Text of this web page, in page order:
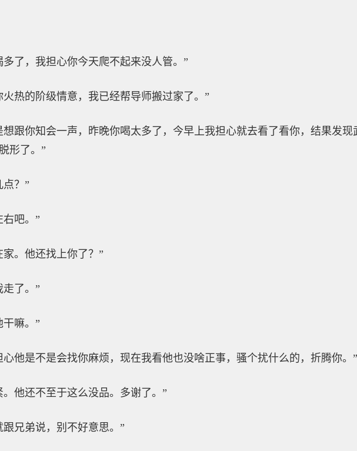
多了，我担心你今天爬不起来没人管。”
火热的阶级情意，我已经帮导师搬过家了。”
想跟你知会一声，昨晚你喝太多了，今早上我担心就去看了看你，结果发
形了。”
？”
右吧。”
家。他还找上你了？”
走了。”
干嘛。”
心他是不是会找你麻烦，现在我看他也没啥正事，骚个扰什么的，折腾你。”
。他还不至于这么没品。多谢了。”
跟兄弟说，别不好意思。”